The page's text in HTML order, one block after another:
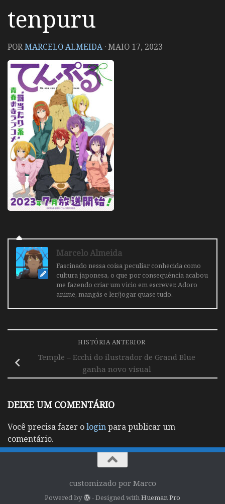
tenpuru
PORMARCELO ALMEIDA ·MAIO 17, 2023
Marcelo Almeida
Fascinado nessa coisa peculiar conhecida como
cultura japonesa, o que por consequência acabou
me fazendo criar um vicio em escrever. Adoro
anime, mangás e ler/jogar quase tudo.
HISTÓRIA ANTERIOR
Temple – Ecchi do ilustrador de Grand Blue
ganha novo visual
DEIXE UM COMENTÁRIO
Você precisa fazer ologinpara publicar um
comentário.
customizado por Marco
Powered by - Designed with Hueman Pro